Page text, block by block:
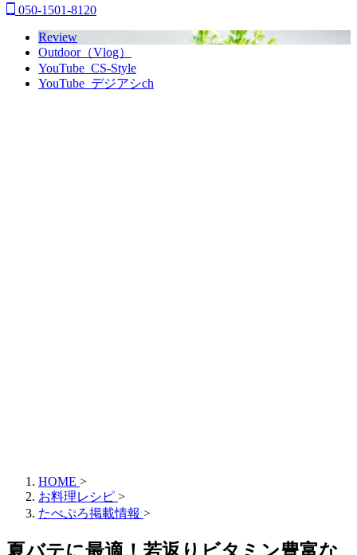
050-1501-8120
Review
Outdoor（Vlog）
YouTube_CS-Style
YouTube_デジアシch
HOME >
お料理レシピ >
たべぷろ掲載情報 >
夏バテに最適！若返りビタミン豊富な